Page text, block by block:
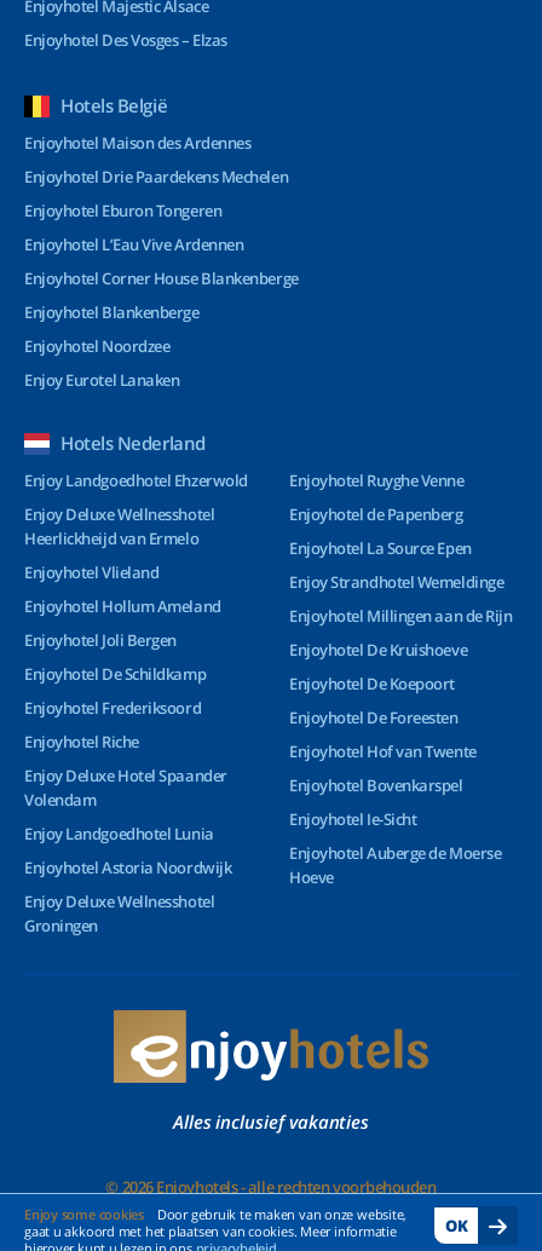
Enjoy some cookies
Door gebruik te maken van onze website,
gaat u akkoord met het plaatsen van cookies. Meer informatie
OK
Enjoyhotel Majestic Alsace
Enjoyhotel Des Vosges – Elzas
Hotels België
Enjoyhotel Maison des Ardennes
Enjoyhotel Drie Paardekens Mechelen
Enjoyhotel Eburon Tongeren
Enjoyhotel L’Eau Vive Ardennen
Enjoyhotel Corner House Blankenberge
Enjoyhotel Blankenberge
Enjoyhotel Noordzee
Enjoy Eurotel Lanaken
Hotels Nederland
Enjoy Landgoedhotel Ehzerwold
Enjoy Deluxe Wellnesshotel
Heerlickheijd van Ermelo
Enjoyhotel Vlieland
Enjoyhotel Hollum Ameland
Enjoyhotel Joli Bergen
Enjoyhotel De Schildkamp
Enjoyhotel Frederiksoord
Enjoyhotel Riche
Enjoy Deluxe Hotel Spaander
Volendam
Enjoy Landgoedhotel Lunia
Enjoyhotel Astoria Noordwijk
Enjoy Deluxe Wellnesshotel
Groningen
Enjoyhotel Ruyghe Venne
Enjoyhotel de Papenberg
Enjoyhotel La Source Epen
Enjoy Strandhotel Wemeldinge
Enjoyhotel Millingen aan de Rijn
Enjoyhotel De Kruishoeve
Enjoyhotel De Koepoort
Enjoyhotel De Foreesten
Enjoyhotel Hof van Twente
Enjoyhotel Bovenkarspel
Enjoyhotel Ie-Sicht
Enjoyhotel Auberge de Moerse
Hoeve
Alles inclusief vakanties
© 2026 Enjoyhotels - alle rechten voorbehouden